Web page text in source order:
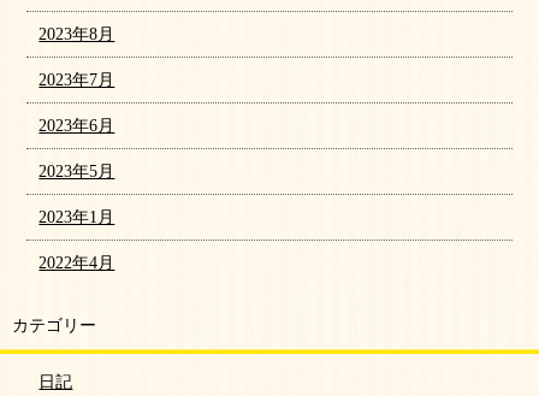
2023年8月
2023年7月
2023年6月
2023年5月
2023年1月
2022年4月
カテゴリー
日記